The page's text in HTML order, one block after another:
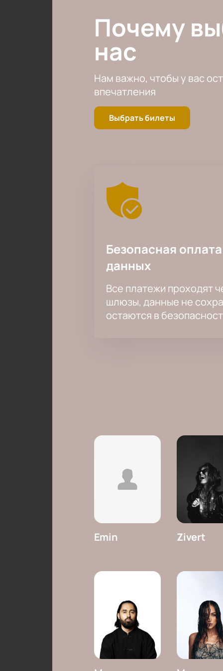
Почему
нас
Нам важно, чтобы у вас
впечатления
Выбрать билеты
Безопасная
данных
Все платежи проходят
шлюзы, данные не
остаются в
Emin Zivert